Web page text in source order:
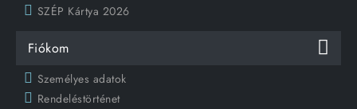
SZÉP Kártya 2026
Fiókom
Személyes adatok
Rendeléstörténet